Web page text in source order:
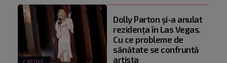
CATINE
Dolly Parton și-a anulat
rezidența în Las Vegas.
Cu ce probleme de
sănătate se confruntă
artista